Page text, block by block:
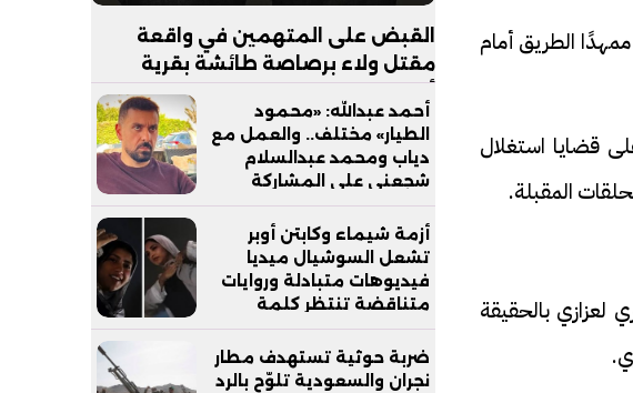
الطريق أمام
قضايا استغلال
المقبلة.
لعزازي بالحقيقة
القبض على المتهمين في واقعة
مقتل ولاء برصاصة طائشة بقرية
أحمد عبدالله: «محمود
الطيار» مختلف.. والعمل مع
دياب ومحمد عبدالسلام
شجعني على المشاركة
أزمة شيماء وكابتن أوبر
تشعل السوشيال ميديا
فيديوهات متبادلة وروايات
متناقضة تنتظر كلمة
التحقيقات
ضربة حوثية تستهدف مطار
نجران والسعودية تلوّح بالرد